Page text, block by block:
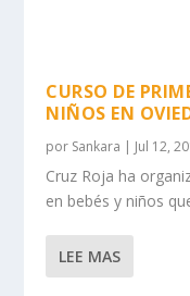
CURSO DE
NIÑOS EN
por Sankara | Jul 12,
Cruz Roja ha
en bebés y niños
LEE MAS